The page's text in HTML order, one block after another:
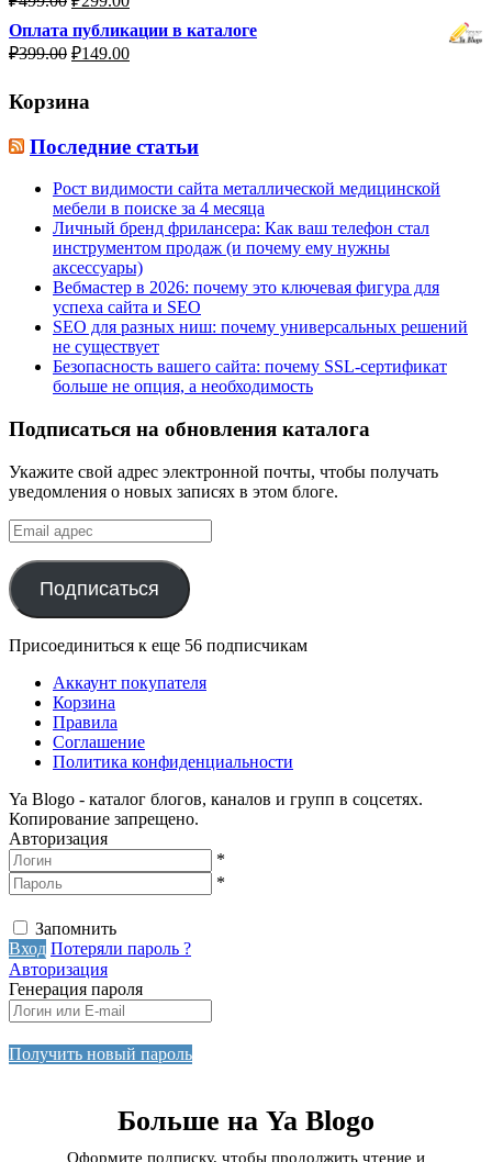
₽799.00.
составляла
₽499.00.
₽299.00.
Оплата публикации в каталоге
₽399.00 Первоначальная
₽399.00.
₽149.00Текущая
Корзина
Последние статьи
Рост видимости сайта металлической медицинской
мебели в поиске за 4 месяца
Личный бренд фрилансера: Как ваш телефон стал
инструментом продаж (и почему ему нужны
аксессуары)
Вебмастер в 2026: почему это ключевая фигура для
успеха сайта и SEO
SEO для разных ниш: почему универсальных решений
не существует
Безопасность вашего сайта: почему SSL-сертификат
больше не опция, а необходимость
Подписаться на обновления каталога
Укажите свой адрес электронной почты, чтобы получать
уведомления о новых записях в этом блоге.
Email
адрес
Подписаться
Присоединиться к еще 56 подписчикам
Аккаунт покупателя
Корзина
Правила
Соглашение
Политика конфиденциальности
Ya Blogo - каталог блогов, каналов и групп в соцсетях.
Копирование запрещено.
Авторизация
*
*
Запомнить
Вход Потеряли пароль ?
Авторизация
Генерация пароля
Получить новый пароль
Больше на Ya Blogo
Оформите подписку, чтобы продолжить чтение и